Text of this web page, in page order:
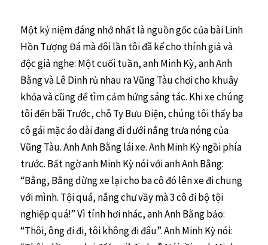
Một kỷ niệm đáng nhớ nhất là nguồn gốc của bài Linh
Hồn Tượng Đá mà đôi lần tôi đã kể cho thính giả và
độc giả nghe: Một cuối tuần, anh Minh Kỳ, anh Anh
Bằng và Lê Dinh rủ nhau ra Vũng Tàu chơi cho khuây
khỏa và cũng để tìm cảm hứng sáng tác. Khi xe chúng
tôi đến bãi Trước, chỗ Ty Bưu Điện, chúng tôi thấy ba
cô gái mặc áo dài đang đi dưới nắng trưa nóng của
Vũng Tàu. Anh Anh Bằng lái xe. Anh Minh Kỳ ngồi phía
trước. Bất ngờ anh Minh Kỳ nói với anh Anh Bằng:
“Bằng, Bằng dừng xe lại cho ba cô đó lên xe đi chung
với mình. Tội quá, nắng chư vầy mà 3 cô đi bộ tội
nghiệp quá!” Vì tính hơi nhác, anh Anh Bằng bảo:
“Thôi, ông đi đi, tôi không đi đâu”. Anh Minh Kỳ nói: